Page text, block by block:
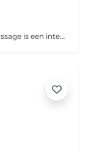
Wat is een Buccal massage? Een buccal massage is een intensieve gezichtsmassage waarbij de wangen, de kaaklijn en de mondspieren zowel van buitenaf als via de binnenkant van de mond worden gemasseerd. De therapeut werkt op deze manier in op de diepere lagen van de gezichtsspieren. Dit bevordert een gezonde doorbloeding en lymfedrainage, en helpt bij het verminderen van onder andere kaakspanning. Deze behandeling richt zich op het loslaten van emotionele stress die zich in de gezichtsspieren kan vastzetten, wat resulteert in een diepe ontspanning. De behandeling wordt uitgevoerd met handschoenen voor optimale hygiëne en met zorgvuldig afgestemde gezichtsoliën. Geef eventuele allergieën a.u.b. door bij de reservering.